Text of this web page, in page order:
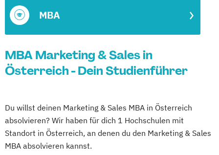
MBA
MBA Marketing & Sales in
Österreich - Dein Studienführer
Du willst deinen Marketing & Sales MBA in Österreich
absolvieren? Wir haben für dich 1 Hochschulen mit
Standort in Österreich, an denen du den Marketing & Sales
MBA absolvieren kannst.